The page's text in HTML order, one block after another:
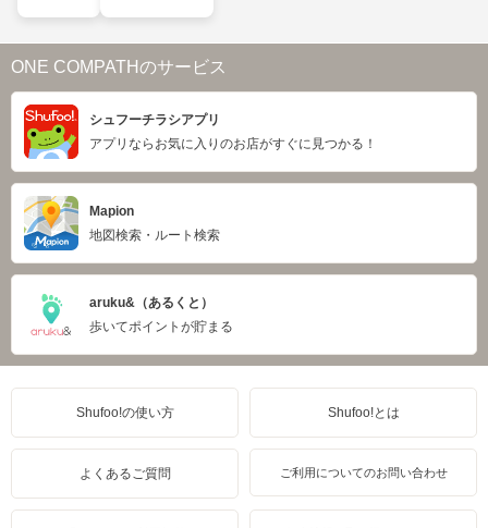
ONE COMPATHのサービス
シュフーチラシアプリ
アプリならお気に入りのお店がすぐに見つかる！
Mapion
地図検索・ルート検索
aruku&（あるくと）
歩いてポイントが貯まる
Shufoo!の使い方 Shufoo!とは
よくあるご質問 ご利用についてのお問い合わせ